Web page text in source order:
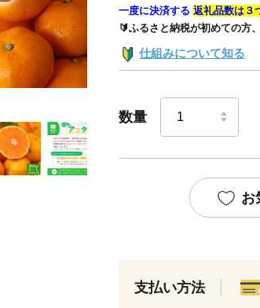
一度に決済する 返礼品数は３
🔰ふるさと納税が初めての方
仕組みについて知る
数量
お
支払い方法